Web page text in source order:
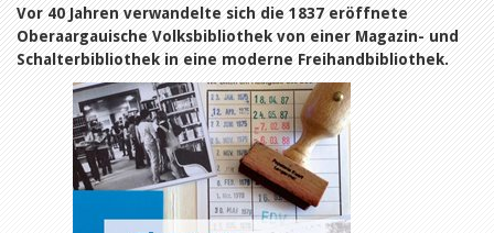
Dienstleistungen
biblioBE nutzen
Bestand
Benutzung
Finanzen
Personal
Qualitätsmanagement
Recht und Politik
Öffentlichkeitsarbeit
Leseförderung
Aus aller Welt
Vor 40 Jahren verwandelte sich die 1837 eröffnete
Oberaargauische Volksbibliothek von einer Magazin- und
Schalterbibliothek in eine moderne Freihandbibliothek.